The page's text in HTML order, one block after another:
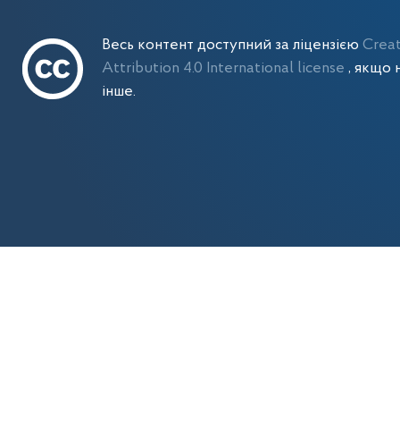
Весь контент доступний за ліцензією
Attribution 4.0 International license, якщо
інше.